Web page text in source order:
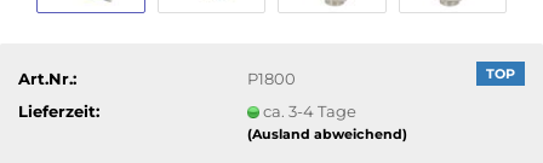
TOP
Art.Nr.:
P1800
Lieferzeit:
ca. 3-4 Tage
(Ausland abweichend)